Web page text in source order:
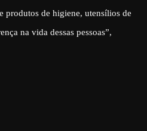
produtos de higiene, utensílios de
na vida dessas pessoas”,